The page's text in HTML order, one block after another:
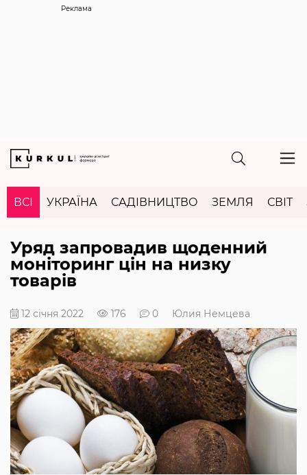
Реклама
ВСІ УКРАЇНА САДІВНИЦТВО ЗЕМЛЯ СВІТ
Уряд запровадив щоденний
моніторинг цін на низку
товарів
12 січня 2022 176 0 Юлия Немцева